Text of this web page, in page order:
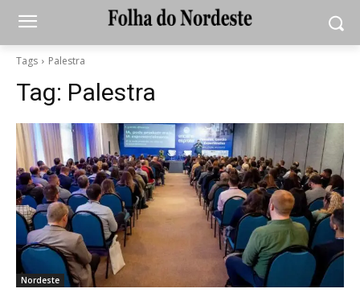
Tags Palestra
Tag: Palestra
Nordeste